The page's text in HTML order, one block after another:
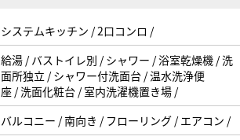
システムキッチン / 2口コンロ /
給湯 / バストイレ別 / シャワー / 浴室乾燥機 / 洗
面所独立 / シャワー付洗面台 / 温水洗浄便
座 / 洗面化粧台 / 室内洗濯機置き場 /
バルコニー / 南向き / フローリング / エアコン /